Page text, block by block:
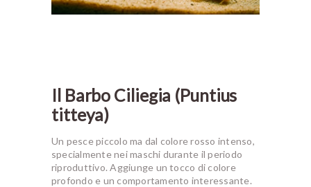
Il Barbo Ciliegia (Puntius
titteya)
Un pesce piccolo ma dal colore rosso intenso,
specialmente nei maschi durante il periodo
riproduttivo. Aggiunge un tocco di colore
profondo e un comportamento interessante.